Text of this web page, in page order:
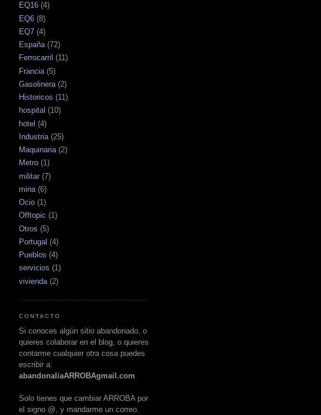
EQ16 (4)
EQ6 (8)
EQ7 (4)
España (72)
Ferrocarril (11)
Francia (5)
Gasolinera (2)
Historicos (11)
hospital (10)
hotel (4)
Industria (25)
Maquinaria (2)
Metro (1)
militar (7)
mina (6)
Ocio (1)
Offtopic (1)
Otros (5)
Portugal (4)
Pueblos (4)
servicios (1)
vivienda (2)
CONTACTO
Si conoces algún sitio abandonado, o
quieres colaborar en el blog, o quieres
contarme cualquier otra cosa puedes
escribir a:
abandonaliaARROBAgmail.com
Solo tienes que cambiar ARROBA por
el signo @, y mandarme un correo.